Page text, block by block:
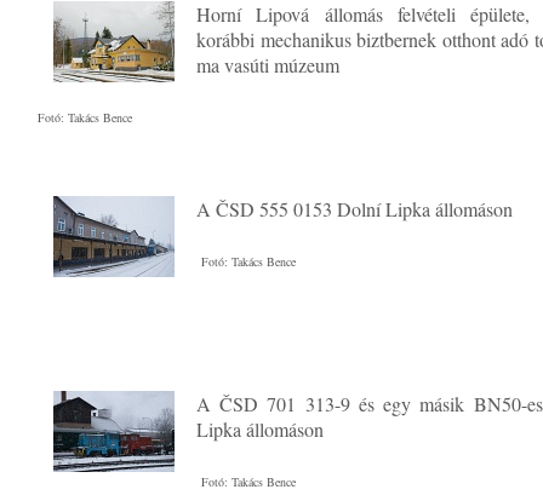
Horní Lipová állomás felvételi épülete,
korábbi mechanikus biztbernek otthont adó
ma vasúti múzeum
Fotó: Takács Bence
A ČSD 555 0153 Dolní Lipka állomáson
Fotó: Takács Bence
A ČSD 701 313-9 és egy másik BN50-
Lipka állomáson
Fotó: Takács Bence